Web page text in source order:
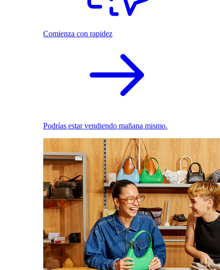
Comienza con rapidez
Podrías estar vendiendo mañana mismo.